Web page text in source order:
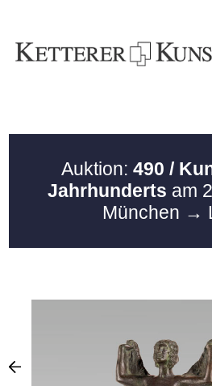
Auktion: 490 /
Jahrhunderts am
München →